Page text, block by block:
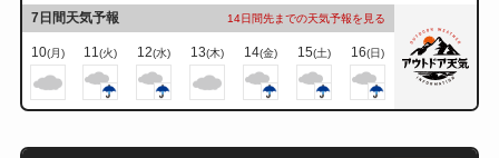
7日間天気予報 14日間先までの天気予報を見る
10(月) 11(火) 12(水) 13(木) 14(金) 15(土) 16(日)